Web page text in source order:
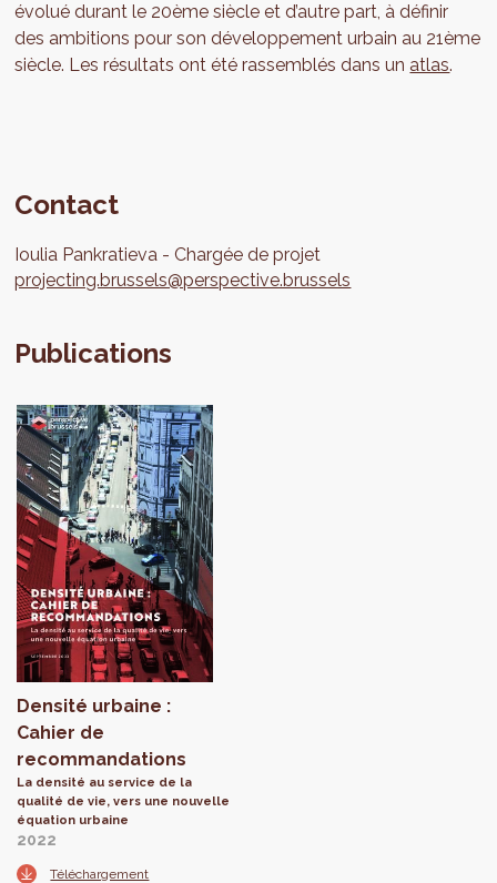
évolué durant le 20ème siècle et d’autre part, à définir
des ambitions pour son développement urbain au 21ème
siècle. Les résultats ont été rassemblés dans un atlas.
Contact
Ioulia Pankratieva
Chargée de projet
projecting.brussels@perspective.brussels
Publications
Densité urbaine :
Cahier de
recommandations
La densité au service de la
qualité de vie, vers une nouvelle
équation urbaine
2022
Téléchargement